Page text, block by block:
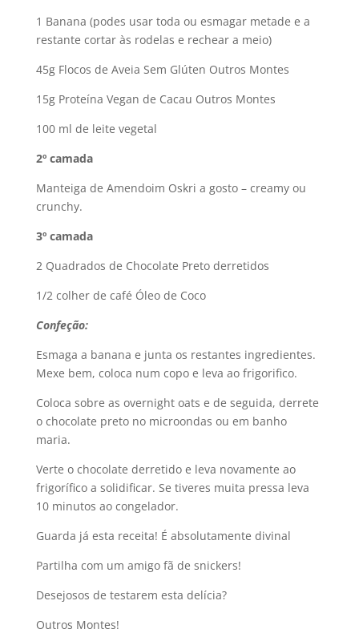
1 Banana (podes usar toda ou esmagar metade e a
restante cortar às rodelas e rechear a meio)
45g Flocos de Aveia Sem Glúten Outros Montes
15g Proteína Vegan de Cacau Outros Montes
100 ml de leite vegetal
2º camada
Manteiga de Amendoim Oskri a gosto – creamy ou
crunchy.
3º camada
2 Quadrados de Chocolate Preto derretidos
1/2 colher de café Óleo de Coco
Confeção:
Esmaga a banana e junta os restantes ingredientes.
Mexe bem, coloca num copo e leva ao frigorifico.
Coloca sobre as overnight oats e de seguida, derrete
o chocolate preto no microondas ou em banho
maria.
Verte o chocolate derretido e leva novamente ao
frigorífico a solidificar. Se tiveres muita pressa leva
10 minutos ao congelador.
Guarda já esta receita! É absolutamente divinal
Partilha com um amigo fã de snickers!
Desejosos de testarem esta delícia?
Outros Montes!